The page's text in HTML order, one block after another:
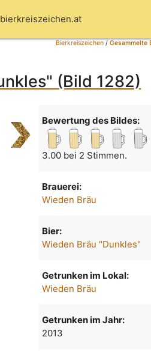
bierkreiszeichen.at
Bierkreiszeichen/Gesammelte
(Bild 1282)
Bewertung des Bildes:
3.00 bei 2 Stimmen.
Brauerei:
Wieden Bräu
Bier:
Wieden Bräu "Dunkles"
Getrunken im Lokal:
Wieden Bräu
Getrunken im Jahr:
2013